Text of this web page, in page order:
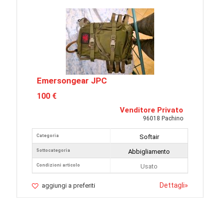
Emersongear JPC
100 €
Venditore Privato
96018 Pachino
Categoria
Sottocategoria
Condizioni articolo
Softair
Abbigliamento
Usato
aggiungi a preferiti Dettagli»